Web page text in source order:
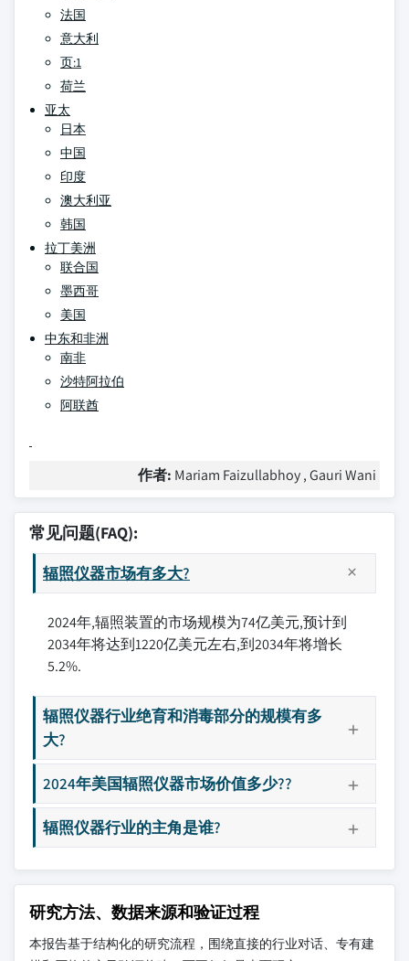
法国
意大利
页:1
荷兰
亚太
日本
中国
印度
澳大利亚
韩国
拉丁美洲
联合国
墨西哥
美国
中东和非洲
南非
沙特阿拉伯
阿联酋
作者: Mariam Faizullabhoy , Gauri Wani
常见问题(FAQ):
辐照仪器市场有多大?
2024年,辐照装置的市场规模为74亿美元,预计到
2034年将达到1220亿美元左右,到2034年将增长
5.2%.
辐照仪器行业绝育和消毒部分的规模有多
大?
2024年美国辐照仪器市场价值多少??
辐照仪器行业的主角是谁?
研究方法、数据来源和验证过程
本报告基于结构化的研究流程，围绕直接的行业对话、专有建